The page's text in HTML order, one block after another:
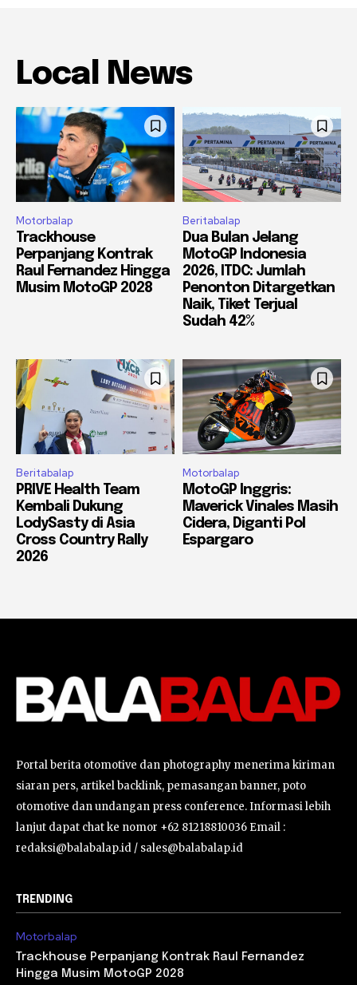
Local News
Motorbalap
Trackhouse
Perpanjang Kontrak
Raul Fernandez Hingga
Musim MotoGP 2028
Beritabalap
Dua Bulan Jelang
MotoGP Indonesia
2026, ITDC: Jumlah
Penonton Ditargetkan
Naik, Tiket Terjual
Sudah 42%
Beritabalap
PRIVE Health Team
Kembali Dukung
LodySasty di Asia
Cross Country Rally
2026
Motorbalap
MotoGP Inggris:
Maverick Vinales Masih
Cidera, Diganti Pol
Espargaro
Portal berita otomotive dan photography menerima kiriman
siaran pers, artikel backlink, pemasangan banner, poto
otomotive dan undangan press conference. Informasi lebih
lanjut dapat chat ke nomor +62 81218810036 Email :
redaksi@balabalap.id / sales@balabalap.id
TRENDING
Motorbalap
Trackhouse Perpanjang Kontrak Raul Fernandez
Hingga Musim MotoGP 2028